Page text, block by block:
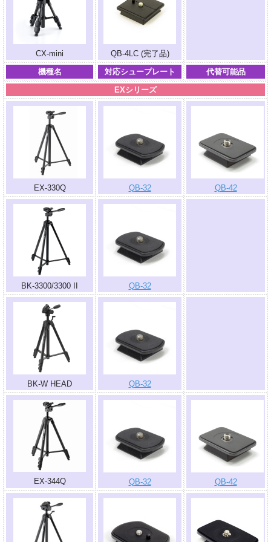
CX-mini QB-4LC (完了品)
機種名 対応シュープレート
代替可能品
EXシリーズ
EX-330Q QB-32 QB-42
BK-3300/3300 II QB-32
BK-W HEAD QB-32
EX-344Q QB-32 QB-42